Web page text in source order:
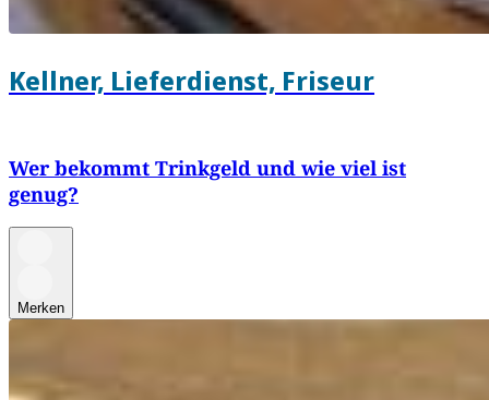
Kellner, Lieferdienst, Friseur
Wer bekommt Trinkgeld und wie viel ist
genug?
Merken